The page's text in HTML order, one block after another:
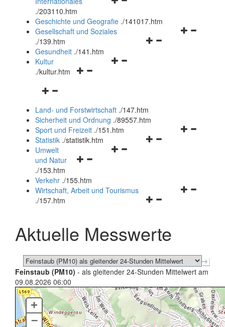
und
schließen
./203110.htm
Geschichte und Geografie ./141017.htm
Navigationsmenü
Gesellschaft und Soziales
./139.htm
Navigationsmenü
Gesundheit ./141.htm
Navigationsmenü
Kultur
./kultur.htm
Navigationsmenü
und
schließen
Land- und Forstwirtschaft ./147.htm
Sicherheit und Ordnung ./89557.htm
Navigationsmenü
Sport und Freizeit ./151.htm
Navigationsmenü
Statistik ./statistik.htm
Navigationsmenü
und
schließen
Umwelt
und Natur
./153.htm
Verkehr ./155.htm
Navigationsmenü
schließen
Wirtschaft, Arbeit und Tourismus
./157.htm
Aktuelle Messwerte
Feinstaub (PM10) - als gleitender 24-Stunden Mittelwert am
09.08.2026 06:00
+
–